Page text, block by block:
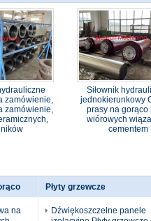
zamówienie,
zamówienie,
Siłownik
jednokierunkowy
prasy na gorąco
wiórowych
cementem
na
Płyty grzewcze
Dźwiękoszczelne panele